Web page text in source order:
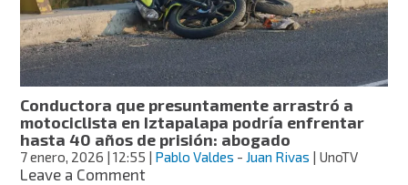
la
voz
tras
la
muerte
de
motociclista
en
Iztapalapa
Conductora que presuntamente arrastró a
motociclista en Iztapalapa podría enfrentar
hasta 40 años de prisión: abogado
7 enero, 2026 | 12:55 | Pablo Valdes - Juan Rivas | UnoTV
Leave a Commenton